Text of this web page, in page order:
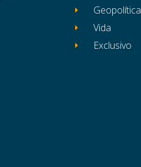
Geopolítica
Vida
Exclusivo